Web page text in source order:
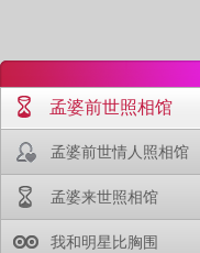
孟婆前世照相馆
孟婆前世情人照相馆
孟婆来世照相馆
我和明星比胸围